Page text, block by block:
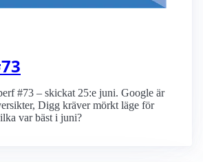
#73 – skickat 25:e juni. Google är
Digg kräver mörkt läge för
var bäst i juni?